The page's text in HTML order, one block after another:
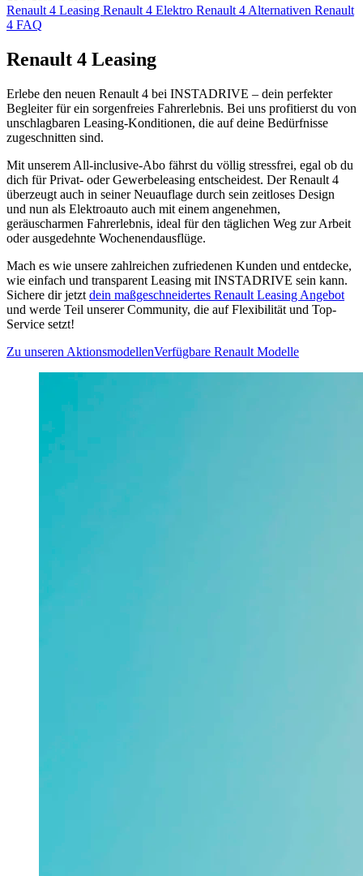
Renault 4 Leasing Renault 4 Elektro Renault 4 Alternativen Renault
4 FAQ
Renault 4 Leasing
Erlebe den neuen Renault 4 bei INSTADRIVE – dein perfekter
Begleiter für ein sorgenfreies Fahrerlebnis. Bei uns profitierst du von
unschlagbaren Leasing-Konditionen, die auf deine Bedürfnisse
zugeschnitten sind.
Mit unserem All-inclusive-Abo fährst du völlig stressfrei, egal ob du
dich für Privat- oder Gewerbeleasing entscheidest. Der Renault 4
überzeugt auch in seiner Neuauflage durch sein zeitloses Design
und nun als Elektroauto auch mit einem angenehmen,
geräuscharmen Fahrerlebnis, ideal für den täglichen Weg zur Arbeit
oder ausgedehnte Wochenendausflüge.
Mach es wie unsere zahlreichen zufriedenen Kunden und entdecke,
wie einfach und transparent Leasing mit INSTADRIVE sein kann.
Sichere dir jetzt dein maßgeschneidertes Renault Leasing Angebot
und werde Teil unserer Community, die auf Flexibilität und Top-
Service setzt!
Zu unseren AktionsmodellenVerfügbare Renault Modelle